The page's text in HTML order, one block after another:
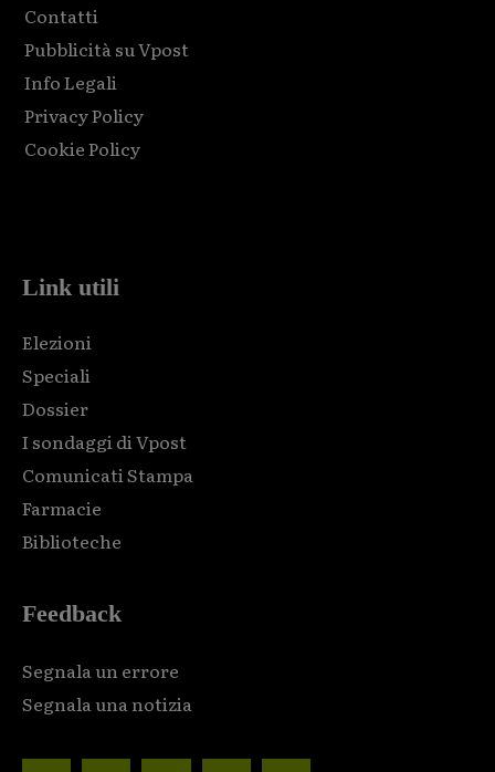
Contatti
Pubblicità su Vpost
Info Legali
Privacy Policy
Cookie Policy
Link utili
Elezioni
Speciali
Dossier
I sondaggi di Vpost
Comunicati Stampa
Farmacie
Biblioteche
Feedback
Segnala un errore
Segnala una notizia